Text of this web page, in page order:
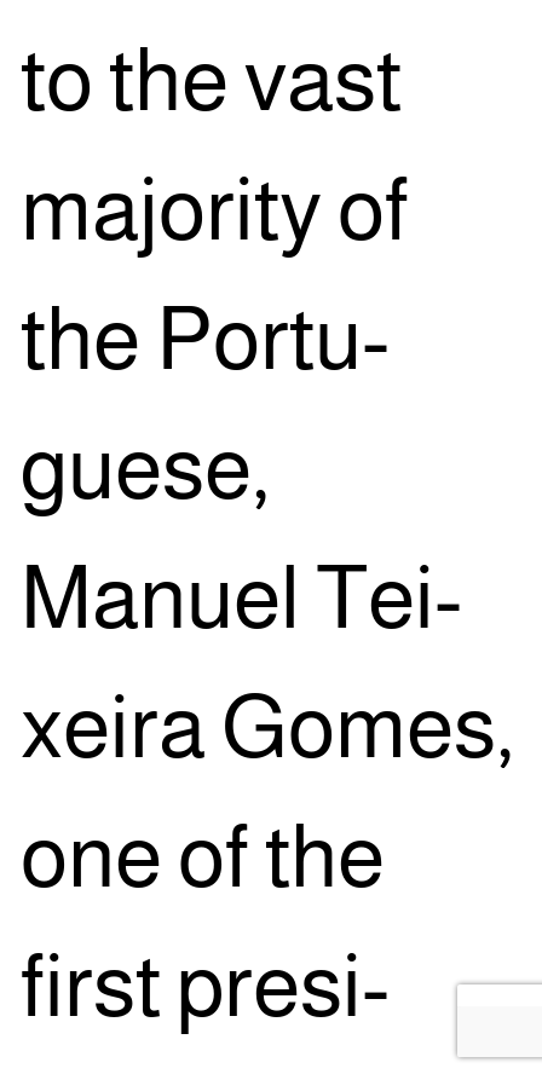
to the vast
majo­rity of
the Por­tu­
gue­se,
Manu­el Tei­
xei­ra Gomes,
one of the
first pre­si­